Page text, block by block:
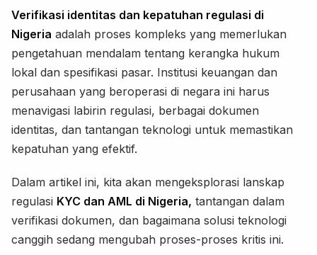
Verifikasi identitas dan kepatuhan regulasi di
Nigeria adalah proses kompleks yang memerlukan
pengetahuan mendalam tentang kerangka hukum
lokal dan spesifikasi pasar. Institusi keuangan dan
perusahaan yang beroperasi di negara ini harus
menavigasi labirin regulasi, berbagai dokumen
identitas, dan tantangan teknologi untuk memastikan
kepatuhan yang efektif.
Dalam artikel ini, kita akan mengeksplorasi lanskap
regulasi KYC dan AML di Nigeria, tantangan dalam
verifikasi dokumen, dan bagaimana solusi teknologi
canggih sedang mengubah proses-proses kritis ini.